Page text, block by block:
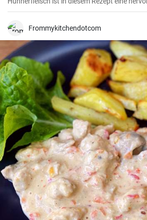
und Pasta liefert die notwendige Energie.
mit den anderen Zutaten.
Frommykitchendotcom